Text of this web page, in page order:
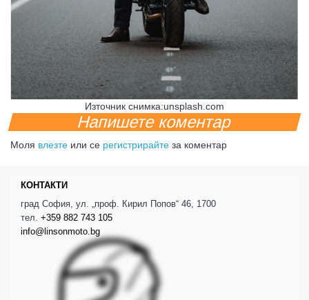
Източник снимка:unsplash.com
Напишете коментар
Моля влезте или се регистрирайте за коментар
КОНТАКТИ
град София, ул. „проф. Кирил Попов“ 46, 1700
тел. +359 882 743 105
info@linsonmoto.bg